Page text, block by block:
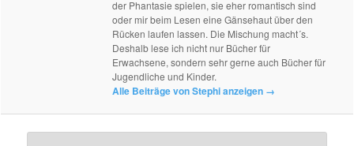
der Phantasie spielen, sie eher romantisch sind
oder mir beim Lesen eine Gänsehaut über den
Rücken laufen lassen. Die Mischung macht´s.
Deshalb lese ich nicht nur Bücher für
Erwachsene, sondern sehr gerne auch Bücher für
Jugendliche und Kinder.
Alle Beiträge von Stephi anzeigen →